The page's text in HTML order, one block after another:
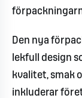
Den nya
lekfull design
kvalitet, smak
inkluderar